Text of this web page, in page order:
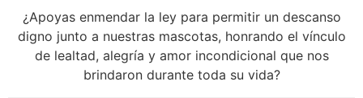
¿Apoyas enmendar la ley para permitir un descanso
digno junto a nuestras mascotas, honrando el vínculo
de lealtad, alegría y amor incondicional que nos
brindaron durante toda su vida?